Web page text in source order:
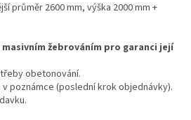
průměr 2600 mm, výška 2000 mm +
žebrováním pro garanci její
obetonování.
poznámce (poslední krok objednávky).